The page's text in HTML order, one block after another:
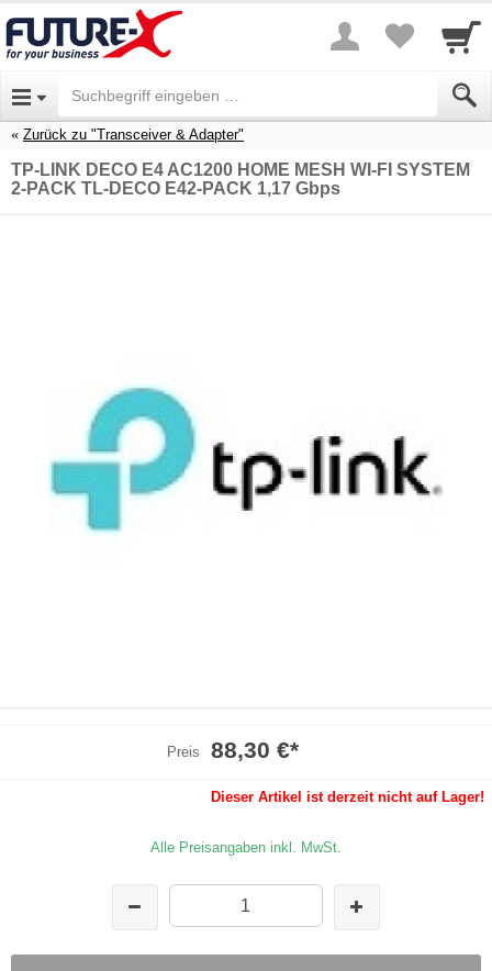
Zurück zu "Transceiver & Adapter"
TP-LINK DECO E4 AC1200 HOME MESH WI-FI SYSTEM
2-PACK TL-DECO E42-PACK 1,17 Gbps
Preis 88,30 €*
Dieser Artikel ist derzeit nicht auf Lager!
Alle Preisangaben inkl. MwSt.